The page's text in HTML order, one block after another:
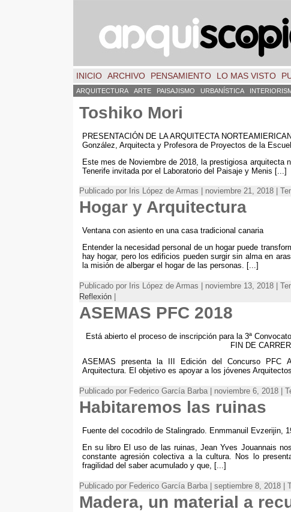
INICIO ARCHIVO PENSAMIENTO LO MAS VISTO
ARQUITECTURA ARTE PAISAJISMO URBANÍSTICA
Toshiko Mori
PRESENTACIÓN DE LA ARQUITECTA
González, Arquitecta y Profesora de Proyectos de la
Este mes de Noviembre de 2018, la prestigiosa arquitecta
Tenerife invitada por el Laboratorio del Paisaje y Menis [...]
Publicado por Iris López de Armas | noviembre 21, 2018 |
Hogar y Arquitectura
Ventana con asiento en una casa tradicional canaria
Entender la necesidad personal de un hogar puede
hay hogar, pero los edificios pueden surgir sin alma en
la misión de albergar el hogar de las personas. [...]
Publicado por Iris López de Armas | noviembre 13, 2018 |
Reflexión
ASEMAS PFC 2018
Está abierto el proceso de inscripción para la 3ª
FIN DE
ASEMAS presenta la III Edición del Concurso PFC
Arquitectura. El objetivo es apoyar a los jóvenes
Publicado por Federico García Barba | noviembre 6, 2018 |
Habitaremos las ruinas
Fuente del cocodrilo de Stalingrado. Enmmanuil Evzerijin,
En su libro El uso de las ruinas, Jean Yves Jouannais
constante agresión colectiva a la cultura. Nos lo
fragilidad del saber acumulado y que, [...]
Publicado por Federico García Barba | septiembre 8, 2018 |
Madera, un material a